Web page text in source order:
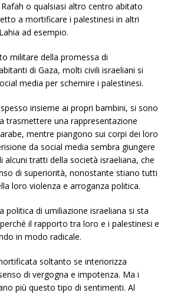
Rafah o qualsiasi altro centro abitato
a mortificare i palestinesi in altri
ad esempio.
militare della promessa di
di Gaza, molti civili israeliani si
media per schernire i palestinesi.
insieme ai propri bambini, si sono
trasmettere una rappresentazione
mentre piangono sui corpi dei loro
da social media sembra giungere
alcuni tratti della società israeliana, che
di superiorità, nonostante stiano tutti
loro violenza e arroganza politica.
politica di umiliazione israeliana si sta
il rapporto tra loro e i palestinesi e
in modo radicale.
soltanto se interiorizza
di vergogna e impotenza. Ma i
più questo tipo di sentimenti. Al